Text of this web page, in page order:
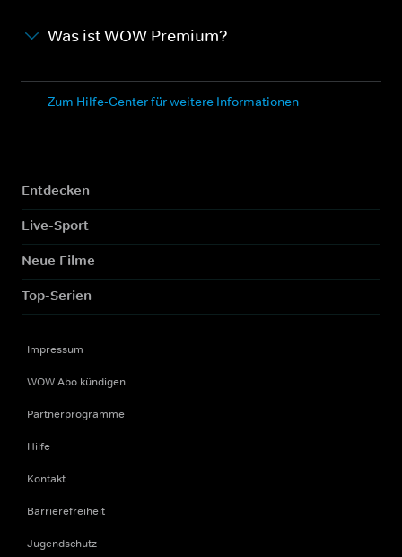
Was ist WOW Premium?
Zum Hilfe-Center für weitere Informationen
Entdecken
Live-Sport
Neue Filme
Top-Serien
Impressum
WOW Abo kündigen
Partnerprogramme
Hilfe
Kontakt
Barrierefreiheit
Jugendschutz